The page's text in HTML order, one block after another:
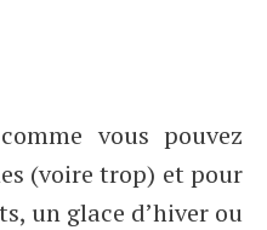
vous pouvez
(voire trop) et pour
un glace d’hiver ou